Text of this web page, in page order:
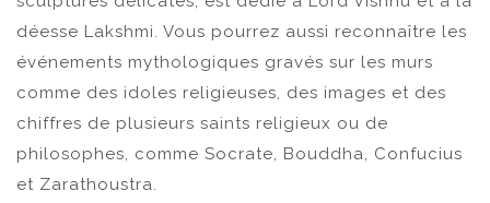
déesse Lakshmi. Vous pourrez aussi reconnaître les
événements mythologiques gravés sur les murs
comme des idoles religieuses, des images et des
chiffres de plusieurs saints religieux ou de
philosophes, comme Socrate, Bouddha, Confucius
et Zarathoustra.